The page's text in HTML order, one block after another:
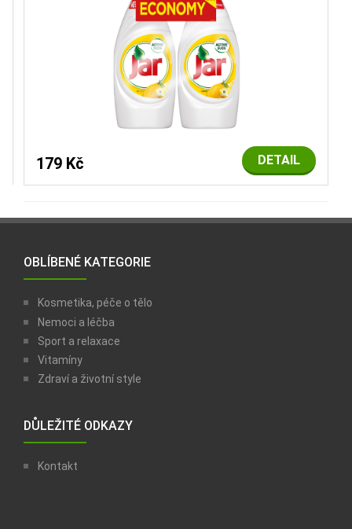
DETAIL
179 Kč
OBLÍBENÉ KATEGORIE
Kosmetika, péče o tělo
Nemoci a léčba
Sport a relaxace
Vitamíny
Zdraví a životní style
DŮLEŽITÉ ODKAZY
Kontakt